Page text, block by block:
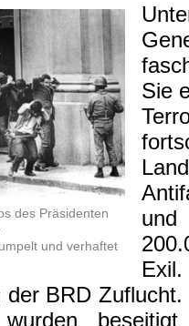
des Präsidenten
und verhaftet
Sie
der BRD
wurden